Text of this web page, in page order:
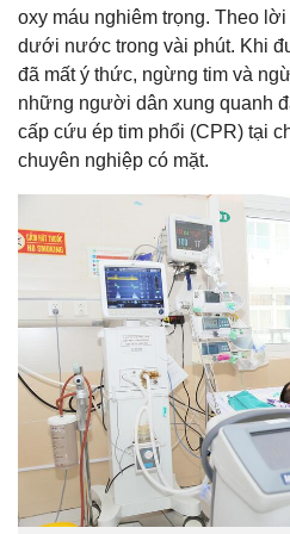
oxy máu nghiêm trọng. Theo
dưới nước trong vài phút. Khi
đã mất ý thức, ngừng tim và
những người dân xung quanh
cấp cứu ép tim phổi (CPR) tại
chuyên nghiệp có mặt.